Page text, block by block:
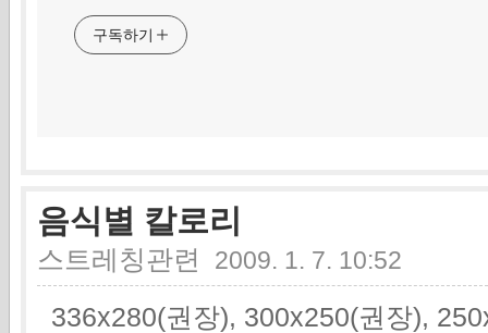
구독하기
음식별 칼로리
스트레칭관련 2009. 1. 7. 10:52
336x280(권장), 300x250(권장),